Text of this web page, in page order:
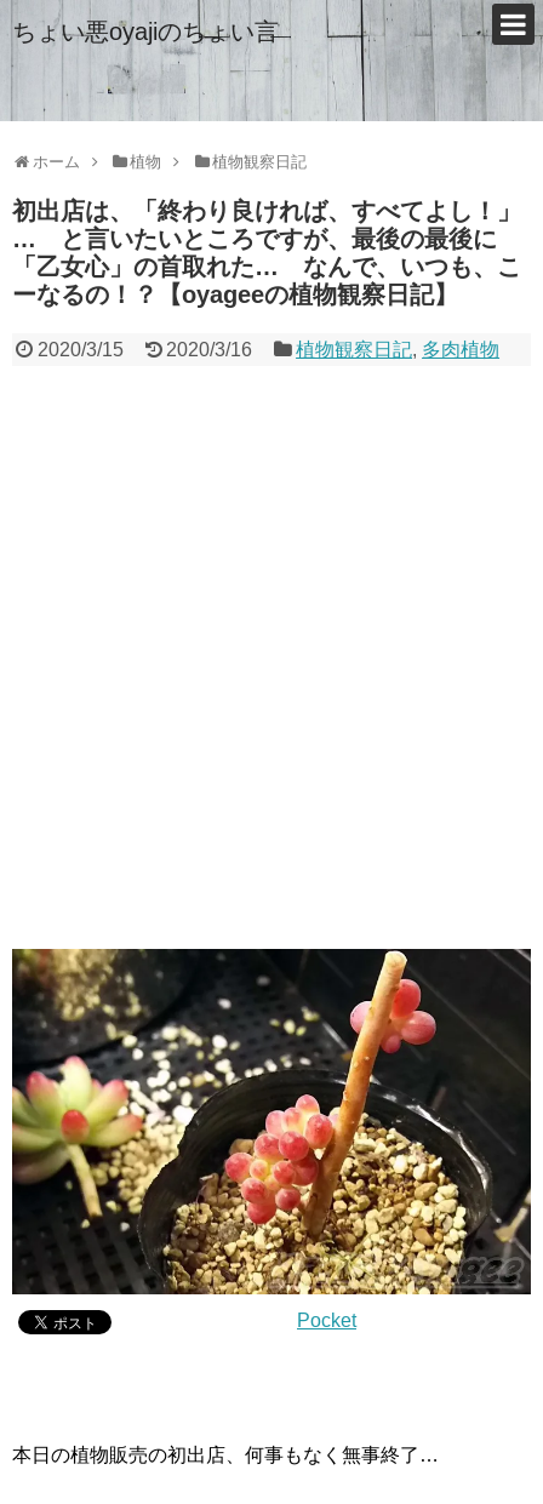
ちょい悪oyajiのちょい言
ホーム 植物 植物観察日記
初出店は、「終わり良ければ、すべてよし！」
… と言いたいところですが、最後の最後に
「乙女心」の首取れた… なんで、いつも、こ
ーなるの！？【oyageeの植物観察日記】
2020/3/15 2020/3/16 植物観察日記, 多肉植物
Pocket
本日の植物販売の初出店、何事もなく無事終了…